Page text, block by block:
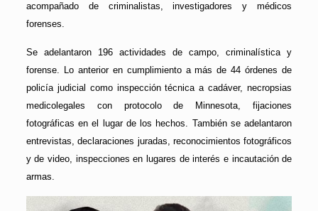
acompañado de criminalistas, investigadores y médicos
forenses.
Se adelantaron 196 actividades de campo, criminalística y
forense. Lo anterior en cumplimiento a más de 44 órdenes de
policía judicial como inspección técnica a cadáver, necropsias
medicolegales con protocolo de Minnesota, fijaciones
fotográficas en el lugar de los hechos. También se adelantaron
entrevistas, declaraciones juradas, reconocimientos fotográficos
y de video, inspecciones en lugares de interés e incautación de
armas.